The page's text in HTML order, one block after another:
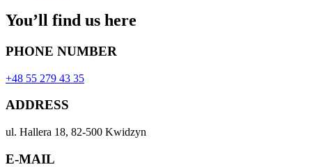
You’ll find us here
PHONE NUMBER
+48 55 279 43 35
ADDRESS
ul. Hallera 18, 82-500 Kwidzyn
E-MAIL